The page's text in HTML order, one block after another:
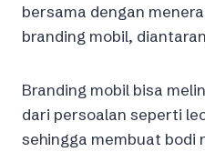
bersama dengan
branding mobil,
Branding mobil bisa
dari persoalan seperti
sehingga membuat bodi